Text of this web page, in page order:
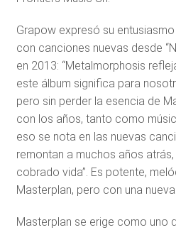
Grapow expresó su
con canciones nuevas desde
en 2013: “Metalmorphosis
este álbum significa para
pero sin perder la esencia de
con los años, tanto como
eso se nota en las nuevas
remontan a muchos años
cobrado vida”. Es potente,
Masterplan, pero con una
Masterplan se erige como uno